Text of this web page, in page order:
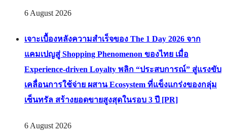
6 August 2026
เจาะเบื้องหลังความสำเร็จของ The 1 Day 2026 จาก
แคมเปญสู่ Shopping Phenomenon ของไทย เมื่อ
Experience-driven Loyalty พลิก “ประสบการณ์” สู่แรงขับ
เคลื่อนการใช้จ่าย ผสาน Ecosystem ที่แข็งแกร่งของกลุ่ม
เซ็นทรัล สร้างยอดขายสูงสุดในรอบ 3 ปี [PR]
6 August 2026